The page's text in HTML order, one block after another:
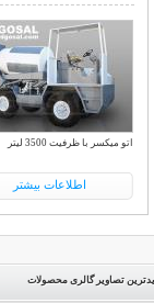
اتو میکسر با ظرفیت 3500 لیتر
اطلاعات بیشتر
تصاویر گالری محصولات